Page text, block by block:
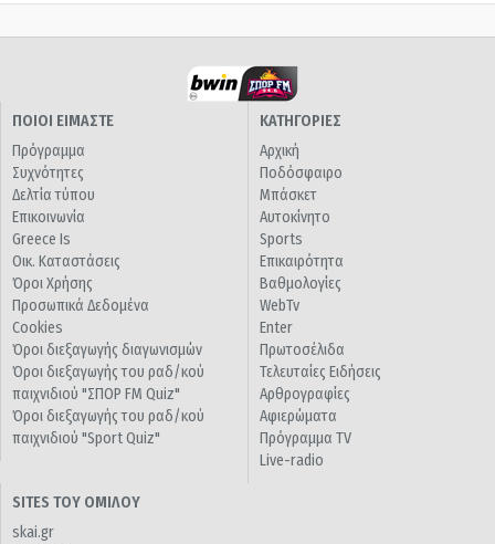
ΠΟΙΟΙ ΕΙΜΑΣΤΕ
Πρόγραμμα
Συχνότητες
Δελτία τύπου
Επικοινωνία
Greece Is
Οικ. Καταστάσεις
Όροι Χρήσης
Προσωπικά Δεδομένα
Cookies
Όροι διεξαγωγής διαγωνισμών
Όροι διεξαγωγής του ραδ/κού
παιχνιδιού "ΣΠΟΡ FM Quiz"
Όροι διεξαγωγής του ραδ/κού
παιχνιδιού "Sport Quiz"
ΚΑΤΗΓΟΡΙΕΣ
Αρχική
Ποδόσφαιρο
Μπάσκετ
Αυτοκίνητο
Sports
Επικαιρότητα
Βαθμολογίες
WebTv
Enter
Πρωτοσέλιδα
Τελευταίες Ειδήσεις
Αρθρογραφίες
Αφιερώματα
Πρόγραμμα TV
Live-radio
SITES ΤΟΥ ΟΜΙΛΟΥ
skai.gr